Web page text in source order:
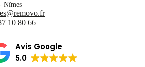
Nîmes
10 80 66
Avis Google
5.0